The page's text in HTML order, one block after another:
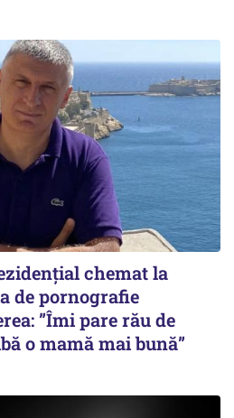
chemat la
de pornografie
”Îmi pare rău de
o mamă mai bună”